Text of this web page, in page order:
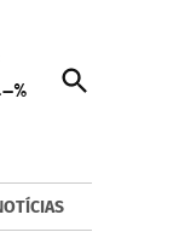
%
Open
Search